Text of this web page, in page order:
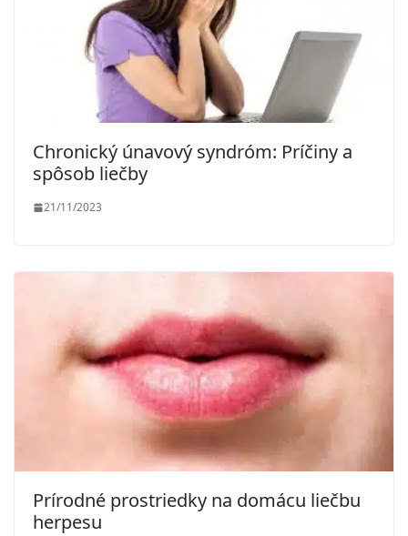
Chronický únavový syndróm: Príčiny a
spôsob liečby
21/11/2023
Prírodné prostriedky na domácu liečbu
herpesu